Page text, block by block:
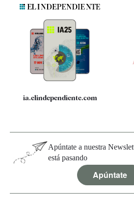
Quiénes somos
Especificaciones
ia.elindependiente.com
Apúntate a nuestra
está pasando
Apúntate